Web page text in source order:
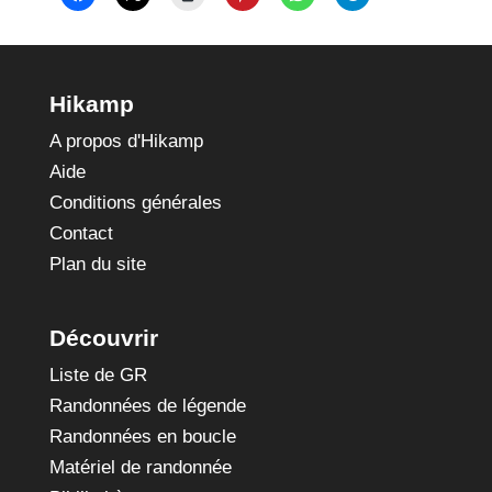
Hikamp
A propos d'Hikamp
Aide
Conditions générales
Contact
Plan du site
Découvrir
Liste de GR
Randonnées de légende
Randonnées en boucle
Matériel de randonnée